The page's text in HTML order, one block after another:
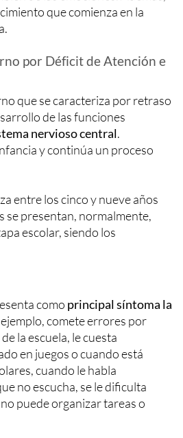
que comienza en la
por Déficit de Atención e
que se caracteriza por retraso
de las funciones
nervioso central.
y continúa un proceso
entre los cinco y nueve años
se presentan, normalmente,
escolar, siendo los
como principal síntoma la
comete errores por
la escuela, le cuesta
en juegos o cuando está
cuando le habla
no escucha, se le dificulta
puede organizar tareas o